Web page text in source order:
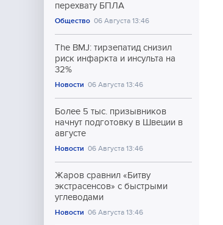
перехвату БПЛА
Общество 06 Августа 13:46
The BMJ: тирзепатид снизил
риск инфаркта и инсульта на
32%
Новости 06 Августа 13:46
Более 5 тыс. призывников
начнут подготовку в Швеции в
августе
Новости 06 Августа 13:46
Жаров сравнил «Битву
экстрасенсов» с быстрыми
углеводами
Новости 06 Августа 13:46